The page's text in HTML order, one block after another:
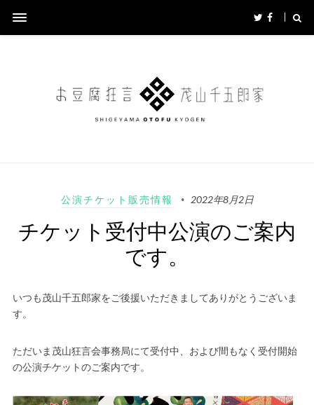
公演チケット販売情報 2022年8月2日
チケット受付中公演のご案内
です。
いつも茂山千五郎家をご後援いただきましてありがとうございま
す。
ただいま茂山狂言会事務局にて受付中、および間もなく受付開始
の公演チケットのご案内です。